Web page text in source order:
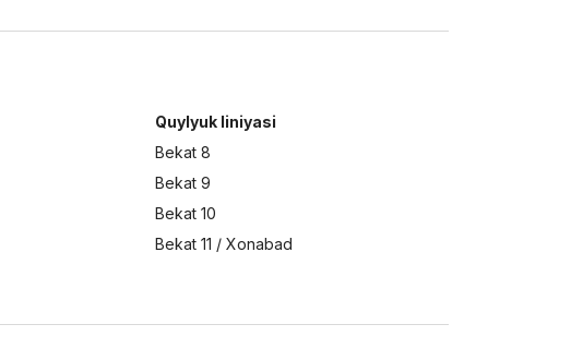
Quylyuk liniyasi
Bekat 8
Bekat 9
Bekat 10
Bekat 11 / Xonabad